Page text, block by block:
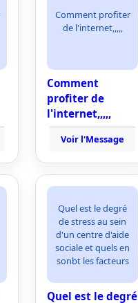
Comment profiter
de l'internet,,,,,
Comment
profiter de
l'internet,,,,,
Voir l'Message
Quel est le degré
de stress au sein
d'un centre d'aide
sociale et quels en
sonbt les facteurs
Quel est le degré